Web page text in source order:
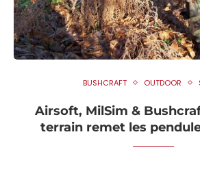
BUSHCRAFT OUTDOOR
Airsoft, MilSim &
terrain remet les